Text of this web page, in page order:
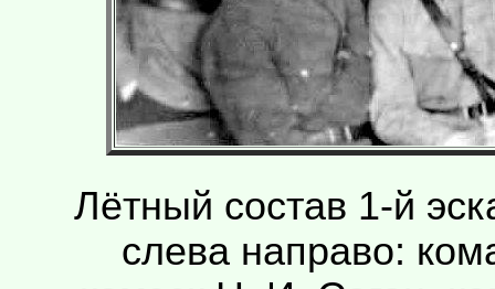
Лётный состав 1-й
слева направо: